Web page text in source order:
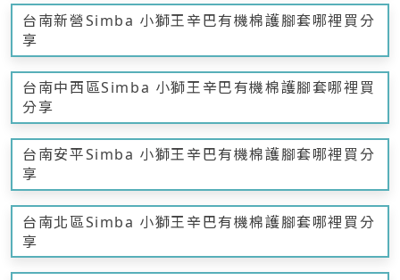
台南新營Simba 小獅王辛巴有機棉護腳套哪裡買分
享
台南中西區Simba 小獅王辛巴有機棉護腳套哪裡買
分享
台南安平Simba 小獅王辛巴有機棉護腳套哪裡買分
享
台南北區Simba 小獅王辛巴有機棉護腳套哪裡買分
享